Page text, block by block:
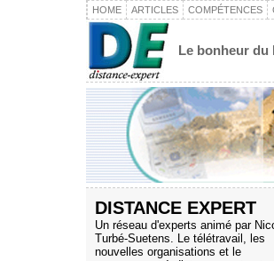
HOME ARTICLES COMPÉTENCES
Le bonheur du
DISTANCE EXPERT
Un réseau d'experts animé par
Turbé-Suetens. Le télétravail, les
nouvelles organisations et le